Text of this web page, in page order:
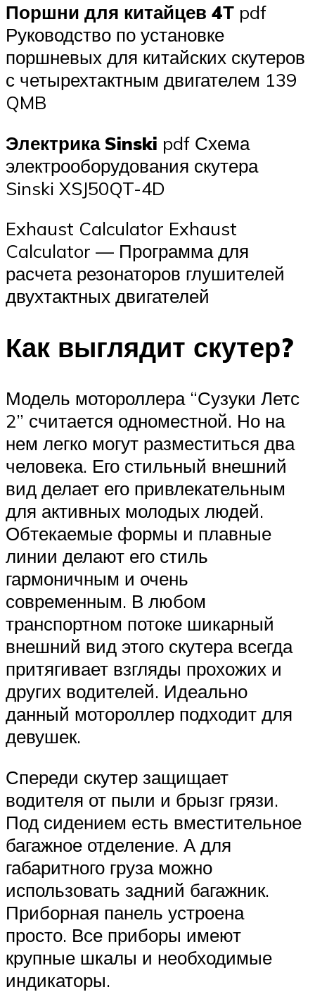
Поршни для китайцев 4Т pdf
Руководство по установке
поршневых для китайских скутеров
с четырехтактным двигателем 139
QMB
Электрика Sinski pdf Схема
электрооборудования скутера
Sinski XSJ50QT-4D
Exhaust Calculator Exhaust
Calculator — Программа для
расчета резонаторов глушителей
двухтактных двигателей
Как выглядит скутер?
Модель мотороллера “Сузуки Летс
2” считается одноместной. Но на
нем легко могут разместиться два
человека. Его стильный внешний
вид делает его привлекательным
для активных молодых людей.
Обтекаемые формы и плавные
линии делают его стиль
гармоничным и очень
современным. В любом
транспортном потоке шикарный
внешний вид этого скутера всегда
притягивает взгляды прохожих и
других водителей. Идеально
данный мотороллер подходит для
девушек.
Спереди скутер защищает
водителя от пыли и брызг грязи.
Под сидением есть вместительное
багажное отделение. А для
габаритного груза можно
использовать задний багажник.
Приборная панель устроена
просто. Все приборы имеют
крупные шкалы и необходимые
индикаторы.